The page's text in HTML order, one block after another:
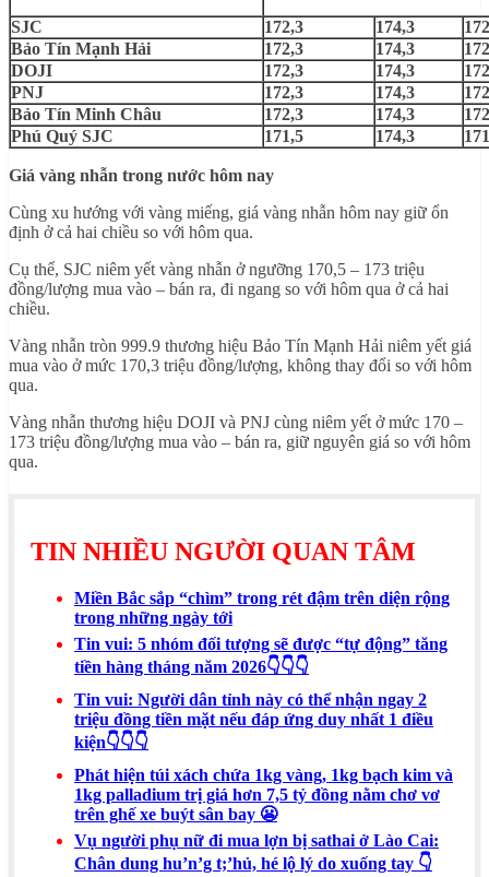
SJC 172,3 174,3
Bảo Tín Mạnh Hải
172,3 174,3
DOJI
172,3 174,3
PNJ
172,3 174,3
Bảo Tín Minh Châu
172,3 174,3
Phú Quý SJC
171,5 174,3
Giá vàng nhẫn trong nước hôm nay
Cùng xu hướng với vàng miếng, giá vàng nhẫn hôm nay giữ ổn
định ở cả hai chiều so với hôm qua.
Cụ thể, SJC niêm yết vàng nhẫn ở ngưỡng 170,5 – 173 triệu
đồng/lượng mua vào – bán ra, đi ngang so với hôm qua ở cả hai
chiều.
Vàng nhẫn tròn 999.9 thương hiệu Bảo Tín Mạnh Hải niêm yết giá
mua vào ở mức 170,3 triệu đồng/lượng, không thay đổi so với hôm
qua.
Vàng nhẫn thương hiệu DOJI và PNJ cùng niêm yết ở mức 170 –
173 triệu đồng/lượng mua vào – bán ra, giữ nguyên giá so với hôm
qua.
TIN NHIỀU NGƯỜI QUAN TÂM
Miền Bắc sắp “chìm” trong rét đậm trên diện rộng
trong những ngày tới
Tin vui: 5 nhóm đối tượng sẽ được “tự động” tăng
tiền hàng tháng năm 2026👇👇👇
Tin vui: Người dân tỉnh này có thể nhận ngay 2
triệu đồng tiền mặt nếu đáp ứng duy nhất 1 điều
kiện👇👇👇
Phát hiện túi xách chứa 1kg vàng, 1kg bạch kim và
1kg palladium trị giá hơn 7,5 tỷ đồng nằm chơ vơ
trên ghế xe buýt sân bay 😬
Vụ người phụ nữ đi mua lợn bị sathai ở Lào Cai:
Chân dung hu’n’g t;’hủ, hé lộ lý do xuống tay 👇